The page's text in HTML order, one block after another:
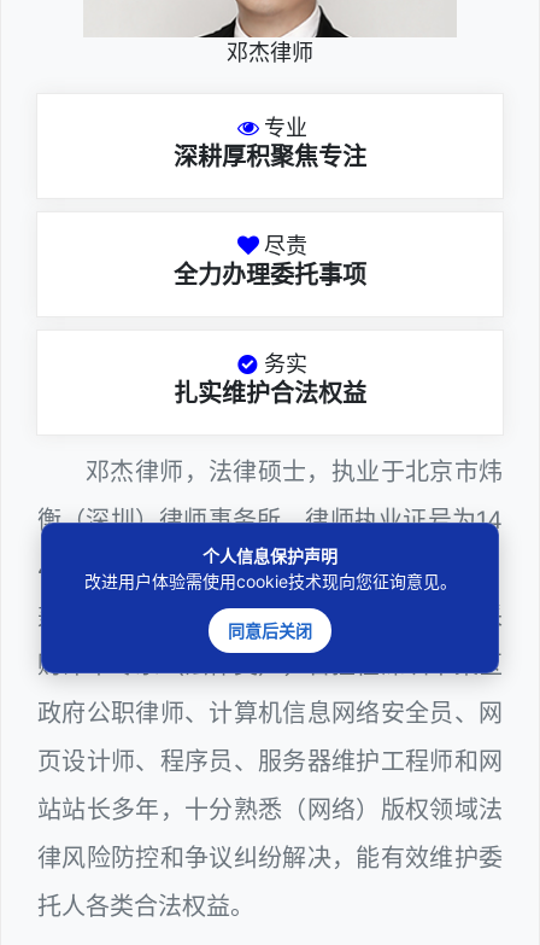
邓杰律师
专业
深耕厚积聚焦专注
尽责
全力办理委托事项
务实
扎实维护合法权益
邓杰律师，法律硕士，执业于北京市炜
衡（深圳）律师事务所，律师执业证号为14
403201810022100。邓杰律师现（或曾）
兼任深圳市人民政府听证员、深圳市政府采
购评审专家（法律类），曾担任深圳市某区
政府公职律师、计算机信息网络安全员、网
页设计师、程序员、服务器维护工程师和网
站站长多年，十分熟悉（网络）版权领域法
律风险防控和争议纠纷解决，能有效维护委
托人各类合法权益。
个人信息保护声明
改进用户体验需使用cookie技术现向您征询意见。
同意后关闭